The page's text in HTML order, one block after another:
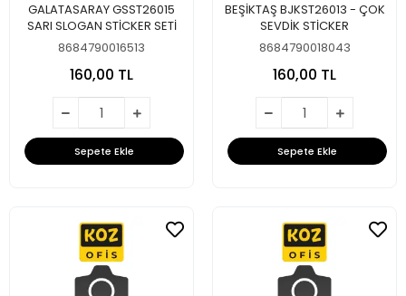
GALATASARAY GSST26015
SARI SLOGAN STİCKER SETİ
8684790016513
160,00 TL
Sepete Ekle
BEŞİKTAŞ BJKST26013 - ÇOK
SEVDİK STİCKER
8684790018043
160,00 TL
Sepete Ekle